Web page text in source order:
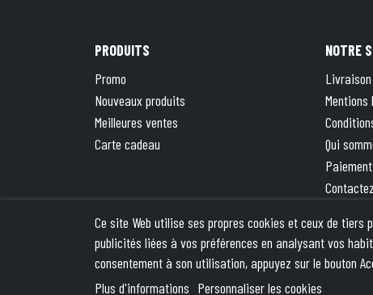
PRODUITS
Promo
Nouveaux produits
Meilleures ventes
Carte cadeau
NOTRE
Livraison
Mentions
Qui
La
Ce site Web utilise ses propres cookies et ceux de tiers
publicités liées à vos préférences en analysant vos
consentement à son utilisation, appuyez sur le bouton
Plus d'informations Personnaliser les cookies
© 2026 - Theme by